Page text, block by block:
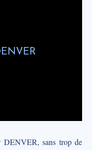
DENVER, sans trop de